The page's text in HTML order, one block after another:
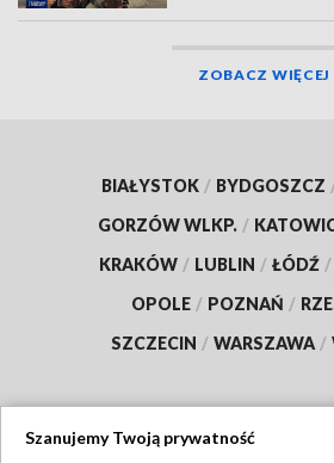
ZOBACZ WIĘCEJ
BIAŁYSTOK / BYDGOSZCZ
GORZÓW WLKP. /
KRAKÓW / LUBLIN / ŁÓDŹ /
OPOLE / POZNAŃ /
SZCZECIN / WARSZAWA /
Szanujemy Twoją prywatność